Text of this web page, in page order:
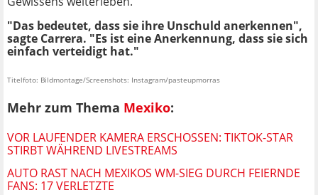
"Das bedeutet, dass sie ihre Unschuld anerkennen",
sagte Carrera. "Es ist eine Anerkennung, dass sie sich
einfach verteidigt hat."
Titelfoto: Bildmontage/Screenshots: Instagram/pasteupmorras
Mehr zum Thema Mexiko:
VOR LAUFENDER KAMERA ERSCHOSSEN: TIKTOK-STAR
STIRBT WÄHREND LIVESTREAMS
AUTO RAST NACH MEXIKOS WM-SIEG DURCH FEIERNDE
FANS: 17 VERLETZTE